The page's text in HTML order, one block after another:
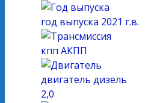
год выпуска 2021 г.в.
кпп АКПП
двигатель дизель
2,0